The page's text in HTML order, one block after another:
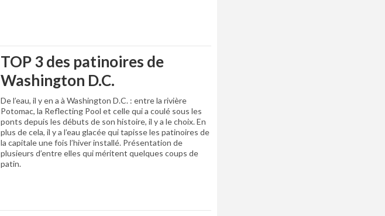
TOP 3 des patinoires de
Washington D.C.
De l’eau, il y en a à Washington D.C. : entre la rivière
Potomac, la Reflecting Pool et celle qui a coulé sous les
ponts depuis les débuts de son histoire, il y a le choix. En
plus de cela, il y a l’eau glacée qui tapisse les patinoires de
la capitale une fois l’hiver installé. Présentation de
plusieurs d’entre elles qui méritent quelques coups de
patin.